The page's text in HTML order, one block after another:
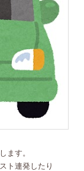
ます。
ト連発したり